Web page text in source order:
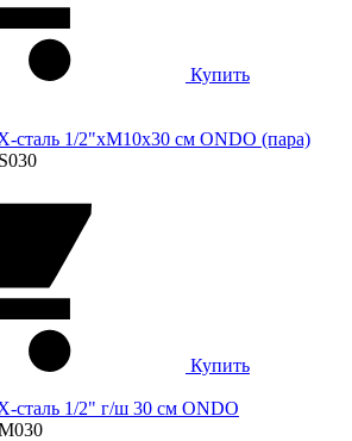
Купить
сталь 1/2"xM10x30 см ONDO (пара)
Купить
сталь 1/2" г/ш 30 cм ONDO